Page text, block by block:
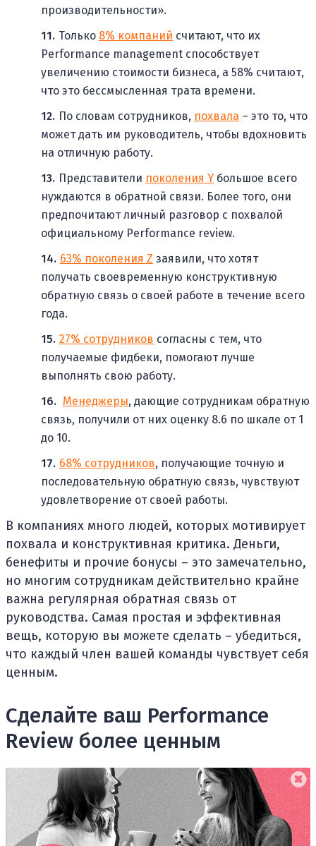
производительности».
Только 8% компаний считают, что их
Performance management способствует
увеличению стоимости бизнеса, а 58% считают,
что это бессмысленная трата времени.
По словам сотрудников, похвала – это то, что
может дать им руководитель, чтобы вдохновить
на отличную работу.
Представители поколения Y большое всего
нуждаются в обратной связи. Более того, они
предпочитают личный разговор с похвалой
официальному Performance review.
63% поколения Z заявили, что хотят
получать своевременную конструктивную
обратную связь о своей работе в течение всего
года.
27% сотрудников согласны с тем, что
получаемые фидбеки, помогают лучше
выполнять свою работу.
Менеджеры, дающие сотрудникам обратную
связь, получили от них оценку 8.6 по шкале от 1
до 10.
68% сотрудников, получающие точную и
последовательную обратную связь, чувствуют
удовлетворение от своей работы.
В компаниях много людей, которых мотивирует
похвала и конструктивная критика. Деньги,
бенефиты и прочие бонусы – это замечательно,
но многим сотрудникам действительно крайне
важна регулярная обратная связь от
руководства. Самая простая и эффективная
вещь, которую вы можете сделать – убедиться,
что каждый член вашей команды чувствует себя
ценным.
Сделайте ваш Performance
Review более ценным